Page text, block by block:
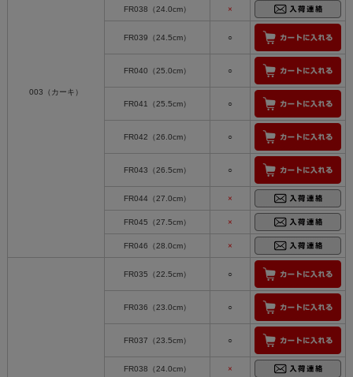
003（カーキ）
FR038（24.0cm） ×
FR039（24.5cm） ○
FR040（25.0cm） ○
FR041（25.5cm） ○
FR042（26.0cm） ○
FR043（26.5cm） ○
FR044（27.0cm） ×
FR045（27.5cm） ×
FR046（28.0cm） ×
FR035（22.5cm） ○
FR036（23.0cm） ○
FR037（23.5cm） ○
FR038（24.0cm） ×